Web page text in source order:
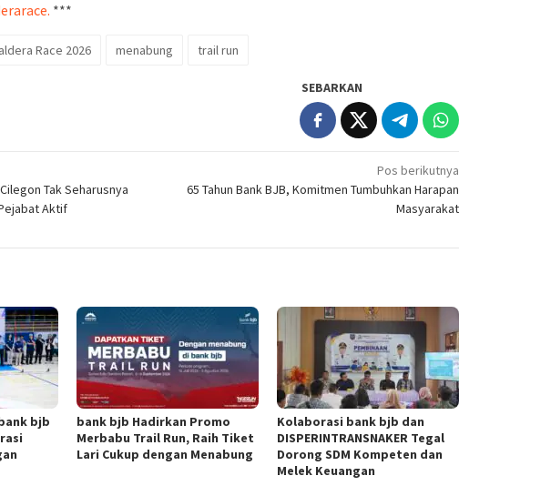
***
Race 2026 menabung trail run
SEBARKAN
Tak Seharusnya
Aktif
Pos berikutnya
65 Tahun Bank BJB, Komitmen Tumbuhkan Harapan
Masyarakat
bjb
bank bjb Hadirkan Promo
Merbabu Trail Run, Raih Tiket
Lari Cukup dengan Menabung
Kolaborasi bank bjb dan
DISPERINTRANSNAKER Tegal
Dorong SDM Kompeten dan
Melek Keuangan